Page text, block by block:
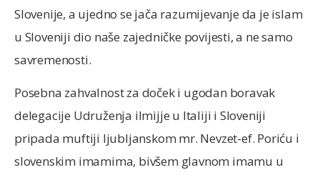
Slovenije, a ujedno se jača razumijevanje da je islam
u Sloveniji dio naše zajedničke povijesti, a ne samo
savremenosti.
Posebna zahvalnost za doček i ugodan boravak
delegacije Udruženja ilmijje u Italiji i Sloveniji
pripada muftiji ljubljanskom mr. Nevzet-ef. Poriću i
slovenskim imamima, bivšem glavnom imamu u